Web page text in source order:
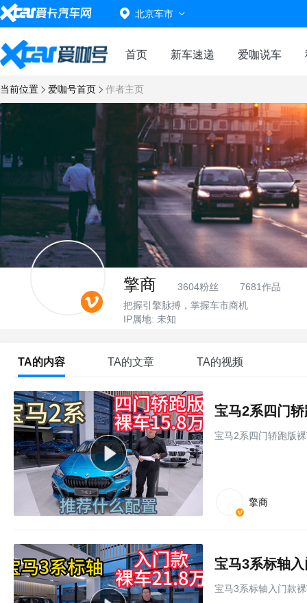
北京车市
首页 新车速递 爱咖说车
当前位置 爱咖号首页 作者主页
擎商 3604粉丝
7681作品
把握引擎脉搏，掌握车市商机
IP属地: 未知
TA的内容 TA的文章 TA的视频
宝马2系四门
宝马2系四门轿跑版
擎商
宝马3系标轴
宝马3系标轴入门款